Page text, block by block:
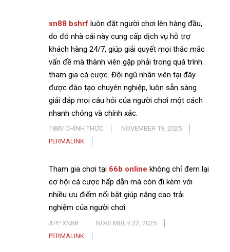
xn88 bshrf luôn đặt người chơi lên hàng đầu,
do đó nhà cái này cung cấp dịch vụ hỗ trợ
khách hàng 24/7, giúp giải quyết mọi thắc mắc
vấn đề mà thành viên gặp phải trong quá trình
tham gia cá cược. Đội ngũ nhân viên tại đây
được đào tạo chuyên nghiệp, luôn sẵn sàng
giải đáp mọi câu hỏi của người chơi một cách
nhanh chóng và chính xác.
188V CHÍNH THỨC
NOVEMBER 19, 2025
PERMALINK
Tham gia chơi tại 66b online không chỉ đem lại
cơ hội cá cược hấp dẫn mà còn đi kèm với
nhiều ưu điểm nổi bật giúp nâng cao trải
nghiệm của người chơi.
APP XN88
NOVEMBER 22, 2025
PERMALINK